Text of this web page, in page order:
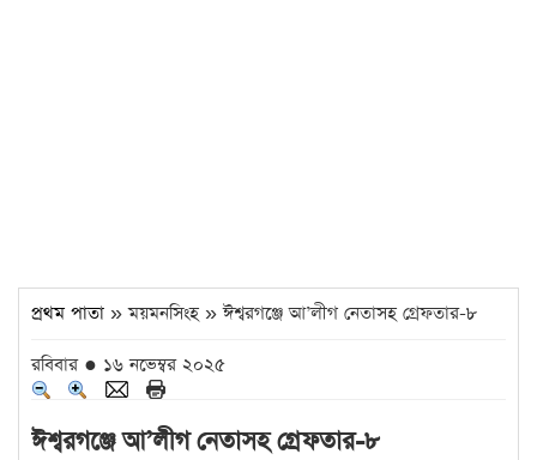
প্রথম পাতা » ময়মনসিংহ » ঈশ্বরগঞ্জে আ’লীগ নেতাসহ গ্রেফতার-৮
রবিবার ● ১৬ নভেম্বর ২০২৫
ঈশ্বরগঞ্জে আ’লীগ নেতাসহ গ্রেফতার-৮